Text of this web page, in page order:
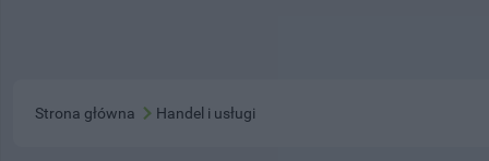
Strona główna Handel i usługi